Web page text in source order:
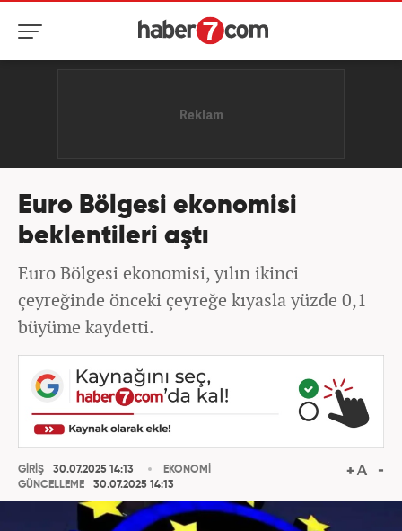
Euro Bölgesi ekonomisi
beklentileri aştı
Euro Bölgesi ekonomisi, yılın ikinci
çeyreğinde önceki çeyreğe kıyasla yüzde 0,1
büyüme kaydetti.
GİRİŞ
30.07.2025 14:13
GÜNCELLEME
30.07.2025 14:13
EKONOMİ